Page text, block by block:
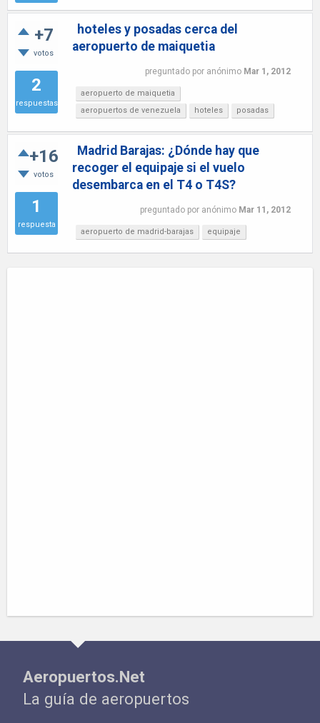
+7
votos
2
respuestas
hoteles y posadas cerca del
aeropuerto de maiquetia
preguntado por anónimo Mar 1, 2012
aeropuerto de maiquetia
aeropuertos de venezuela
hoteles posadas
+16
votos
1
respuesta
Madrid Barajas: ¿Dónde hay que
recoger el equipaje si el vuelo
desembarca en el T4 o T4S?
preguntado por anónimo Mar 11, 2012
aeropuerto de madrid-barajas equipaje
Aeropuertos.Net
La guía de aeropuertos